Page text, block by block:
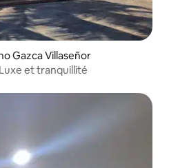
Gazca Villaseñor
1 Luxe et tranquillité